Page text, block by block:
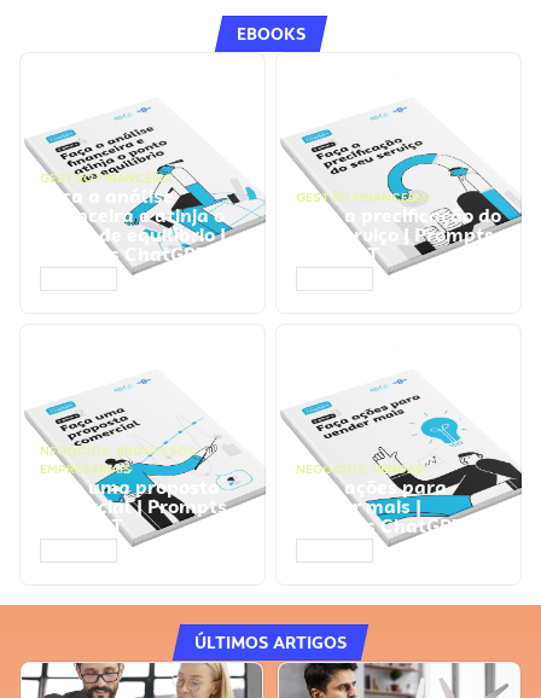
EBOOKS
GESTÃO FINANCEIRA
Faça a análise
financeira e atinja o
ponto de equilíbrio |
Prompts ChatGPT
GESTÃO FINANCEIRA
Faça a precificação do
seu serviço | Prompts
ChatGPT
NEGÓCIOS, PROCESSOS
EMPRESARIAIS
Faça uma proposta
comercial | Prompts
ChatGPT
NEGÓCIOS, VENDAS
Faça ações para
vender mais |
Prompts ChatGPT
ÚLTIMOS ARTIGOS